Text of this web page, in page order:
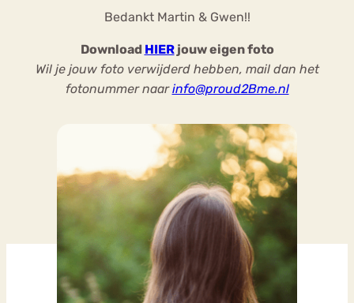
Bedankt Martin & Gwen!!
Download HIERjouw eigen foto
Wil je jouw foto verwijderd hebben, mail dan het
fotonummer naarinfo@proud2Bme.nl